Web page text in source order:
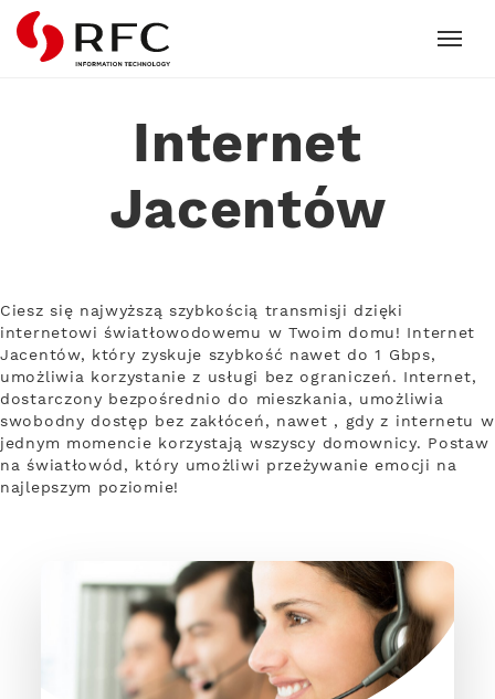
RFC
Internet
Jacentów
Ciesz się najwyższą szybkością transmisji dzięki
internetowi światłowodowemu w Twoim domu! Internet
Jacentów, który zyskuje szybkość nawet do 1 Gbps,
umożliwia korzystanie z usługi bez ograniczeń. Internet,
dostarczony bezpośrednio do mieszkania, umożliwia
swobodny dostęp bez zakłóceń, nawet , gdy z internetu w
jednym momencie korzystają wszyscy domownicy. Postaw
na światłowód, który umożliwi przeżywanie emocji na
najlepszym poziomie!